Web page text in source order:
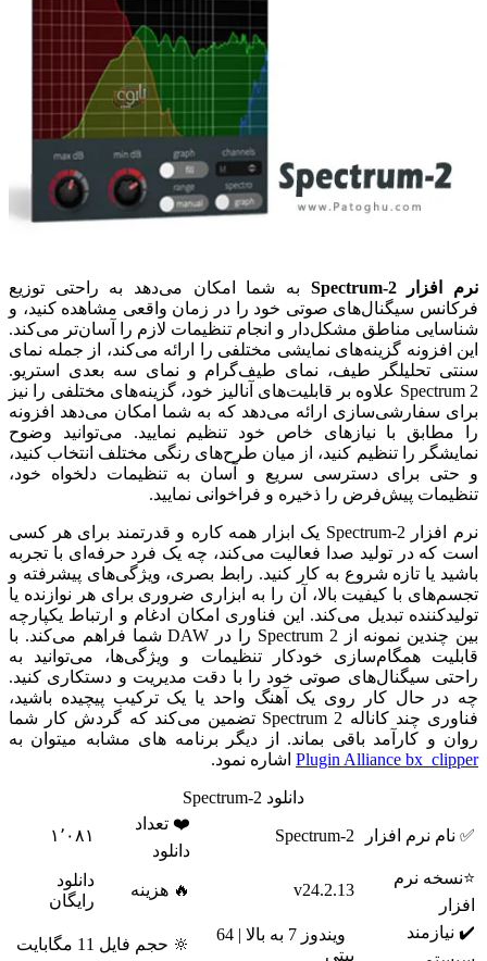
نرم افزار Spectrum-2
به شما امکان می‌دهد به راحتی توزیع
فرکانس سیگنال‌های صوتی خود را در زمان واقعی مشاهده کنید، و
شناسایی مناطق مشکل‌دار و انجام تنظیمات لازم را آسان‌تر می‌کند.
این افزونه گزینه‌های نمایشی مختلفی را ارائه می‌کند، از جمله نمای
سنتی تحلیلگر طیف، نمای طیف‌گرام و نمای سه بعدی استریو.
Spectrum 2 علاوه بر قابلیت‌های آنالیز خود، گزینه‌های مختلفی را نیز
برای سفارشی‌سازی ارائه می‌دهد که به شما امکان می‌دهد افزونه
را مطابق با نیازهای خاص خود تنظیم نمایید. می‌توانید وضوح
نمایشگر را تنظیم کنید، از میان طرح‌های رنگی مختلف انتخاب کنید،
و حتی برای دسترسی سریع و آسان به تنظیمات دلخواه خود،
تنظیمات پیش‌فرض را ذخیره و فراخوانی نمایید.
نرم افزار Spectrum-2 یک ابزار همه کاره و قدرتمند برای هر کسی
است که در تولید صدا فعالیت می‌کند، چه یک فرد حرفه‌ای با تجربه
باشید یا تازه شروع به کار کنید. رابط بصری، ویژگی‌های پیشرفته و
تجسم‌های با کیفیت بالا، آن را به ابزاری ضروری برای هر نوازنده یا
تولیدکننده تبدیل می‌کند. این فناوری امکان ادغام و ارتباط یکپارچه
بین چندین نمونه از Spectrum 2 را در DAW شما فراهم می‌کند. با
قابلیت همگام‌سازی خودکار تنظیمات و ویژگی‌ها، می‌توانید به
راحتی سیگنال‌های صوتی خود را با دقت مدیریت و دستکاری کنید.
چه در حال کار روی یک آهنگ واحد یا یک ترکیب پیچیده باشید،
فناوری چند کاناله Spectrum 2 تضمین می‌کند که گردش کار شما
روان و کارآمد باقی بماند. از دیگر برنامه های مشابه میتوان به
Plugin Alliance bx_clipper اشاره نمود.
دانلود Spectrum-2
✅ نام نرم افزار Spectrum-2
❤️ تعداد
دانلود
۱٬۰۸۱
⭐نسخه نرم
افزار
v24.2.13 🔥 هزینه
دانلود
رایگان
✔️ نیازمند
ویندوز 7 به بالا | 64
بیتی
🔆 حجم فایل 11 مگابایت